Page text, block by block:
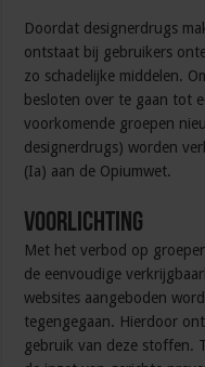
Doordat designerdrugs
ontstaat bij gebruikers
zo schadelijke middelen.
besloten over te gaan tot
voorkomende groepen
designerdrugs) worden
(Ia) aan de Opiumwet.
Voorlichting
Met het verbod op
de eenvoudige
websites aangeboden
tegengegaan. Hierdoor
gebruik van deze stoffen.